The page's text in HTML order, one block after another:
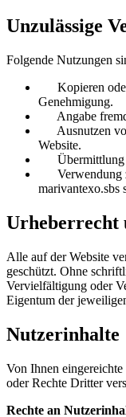
Unzulässige
Folgende Nutzungen
Kopieren
Genehmigung.
Angabe
Ausnutzen
Website.
Übermittlung
Verwendung
marivantexo.sbs
Urheberrecht
Alle auf der Website
geschützt. Ohne
Vervielfältigung oder
Eigentum der
Nutzerinhalte
Von Ihnen
oder Rechte Dritter
Rechte an